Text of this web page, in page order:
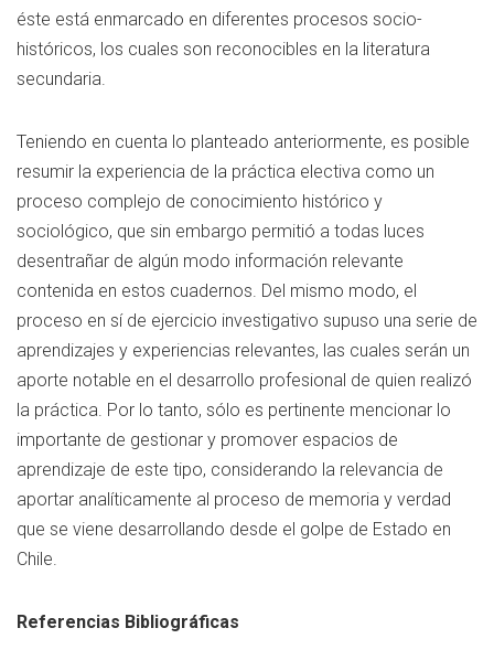
éste está enmarcado en diferentes procesos socio-
históricos, los cuales son reconocibles en la literatura
secundaria.
Teniendo en cuenta lo planteado anteriormente, es posible
resumir la experiencia de la práctica electiva como un
proceso complejo de conocimiento histórico y
sociológico, que sin embargo permitió a todas luces
desentrañar de algún modo información relevante
contenida en estos cuadernos. Del mismo modo, el
proceso en sí de ejercicio investigativo supuso una serie de
aprendizajes y experiencias relevantes, las cuales serán un
aporte notable en el desarrollo profesional de quien realizó
la práctica. Por lo tanto, sólo es pertinente mencionar lo
importante de gestionar y promover espacios de
aprendizaje de este tipo, considerando la relevancia de
aportar analíticamente al proceso de memoria y verdad
que se viene desarrollando desde el golpe de Estado en
Chile.
Referencias Bibliográficas